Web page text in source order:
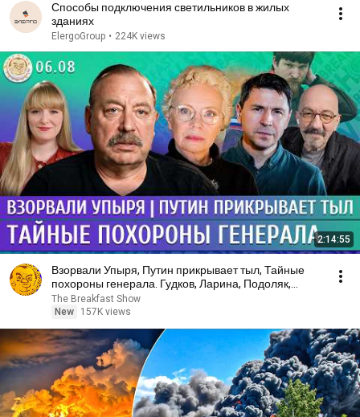
Способы подключения светильников в жилых
зданиях
ElergoGroup • 224K views
2:14:55
Взорвали Упыря, Путин прикрывает тыл, Тайные
похороны генерала. Гудков, Ларина, Подоляк,
Астров
The Breakfast Show
New
157K views